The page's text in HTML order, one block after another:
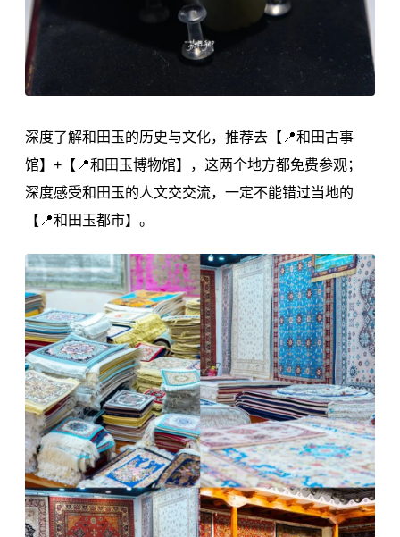
深度了解和田玉的历史与文化，推荐去【📍和田古事
馆】+【📍和田玉博物馆】，这两个地方都免费参观；
深度感受和田玉的人文交交流，一定不能错过当地的
【📍和田玉都市】。